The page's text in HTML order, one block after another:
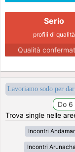
Serio
profili di qualità
Qualità
Lavoriamo sodo per
Trova single nelle
Incontri
Incontri